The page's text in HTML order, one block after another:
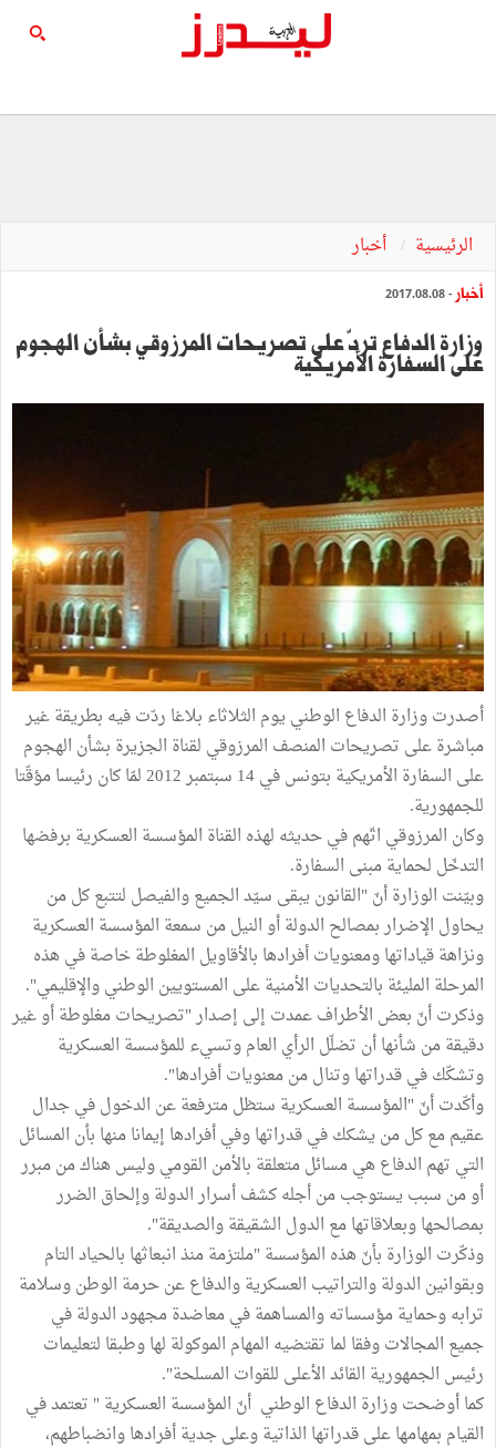
الرئيسية أخبار
أخبار - 2017.08.08
وزارة الدفاع تردّ على تصريحات المرزوقي بشأن الهجوم
على السفارة الأمريكية
أصدرت وزارة الدفاع الوطني يوم الثلاثاء بلاغا ردّت فيه بطريقة غير
مباشرة على تصريحات المنصف المرزوقي لقناة الجزيرة بشأن الهجوم
على السفارة الأمريكية بتونس في 14 سبتمبر 2012 لمّا كان رئيسا مؤقّتا
للجمهورية.
وكان المرزوقي اتّهم في حديثه لهذه القناة المؤسسة العسكرية برفضها
التدخّل لحماية مبنى السفارة.
وبيّنت الوزارة أنّ "القانون يبقى سيّد الجميع والفيصل لتتبع كل من
يحاول الإضرار بمصالح الدولة أو النيل من سمعة المؤسسة العسكرية
ونزاهة قياداتها ومعنويات أفرادها بالأقاويل المغلوطة خاصة في هذه
المرحلة المليئة بالتحديات الأمنية على المستويين الوطني والإقليمي".
وذكرت أنّ بعض الأطراف عمدت إلى إصدار "تصريحات مغلوطة أو غير
دقيقة من شأنها أن تضلّل الرأي العام وتسيء للمؤسسة العسكرية
وتشكّك في قدراتها وتنال من معنويات أفرادها".
وأكّدت أنّ "المؤسسة العسكرية ستظل مترفعة عن الدخول في جدال
عقيم مع كل من يشكك في قدراتها وفي أفرادها إيمانا منها بأن المسائل
التي تهم الدفاع هي مسائل متعلقة بالأمن القومي وليس هناك من مبرر
أو من سبب يستوجب من أجله كشف أسرار الدولة وإلحاق الضرر
بمصالحها وبعلاقاتها مع الدول الشقيقة والصديقة".
وذكّرت الوزارة بأنّ هذه المؤسسة "ملتزمة منذ انبعاثها بالحياد التام
وبقوانين الدولة والتراتيب العسكرية والدفاع عن حرمة الوطن وسلامة
ترابه وحماية مؤسساته والمساهمة في معاضدة مجهود الدولة في
جميع المجالات وفقا لما تقتضيه المهام الموكولة لها وطبقا لتعليمات
رئيس الجمهورية القائد الأعلى للقوات المسلحة".
كما أوضحت وزارة الدفاع الوطني أنّ المؤسسة العسكرية " تعتمد في
القيام بمهامها على قدراتها الذاتية وعلى جدية أفرادها وانضباطهم،